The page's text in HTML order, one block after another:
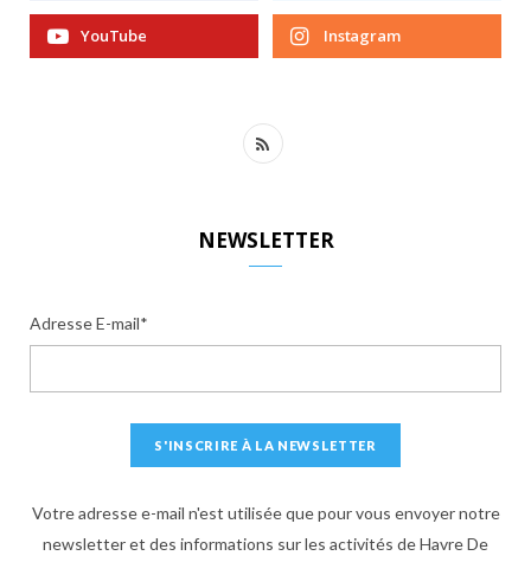
YouTube Instagram
R
NEWSLETTER
Adresse E-mail*
Votre adresse e-mail n'est utilisée que pour vous envoyer notre
newsletter et des informations sur les activités de Havre De